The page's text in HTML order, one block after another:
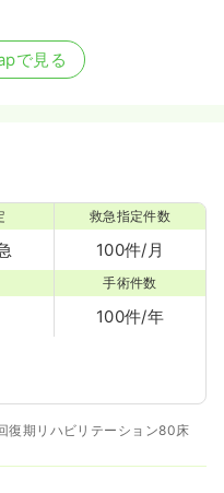
で見る
救急指定件数
100件/月
手術件数
100件/年
復期リハビリテーション80床